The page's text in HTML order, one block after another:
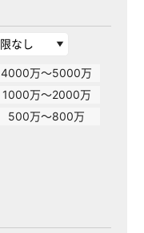
4000万～5000万
1000万～2000万
500万～800万